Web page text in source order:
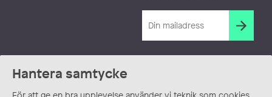
Hantera samtycke